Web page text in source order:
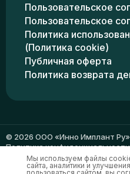
Пользовательское
Пользовательское
Политика
(Политика cookie)
Публичная оферта
Политика возврата
© 2026 ООО «Инно Имплант
Политика конфиденциальности
Мы используем файлы
сайта, аналитики и